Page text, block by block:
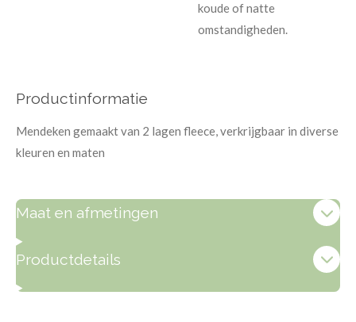
koude of natte
omstandigheden.
Productinformatie
Mendeken gemaakt van 2 lagen fleece, verkrijgbaar in diverse
kleuren en maten
Maat en afmetingen
Productdetails